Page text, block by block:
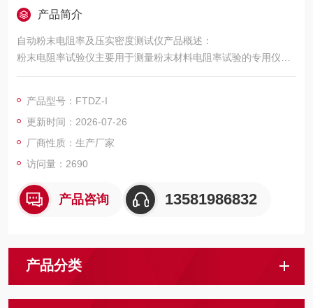
产品简介
自动粉末电阻率及压实密度测试仪产品概述：
粉末电阻率试验仪主要用于测量粉末材料电阻率试验的专用仪器.
由于粉末材料的密实度不同,在松装和振实密度条件下,所测试得到
阻,要求在规定的压力条件下进行测试.便于进行有效数据的测试及
对比.
产品型号：FTDZ-I
更新时间：2026-07-26
厂商性质：生产厂家
访问量：2690
产品咨询 13581986832
产品分类